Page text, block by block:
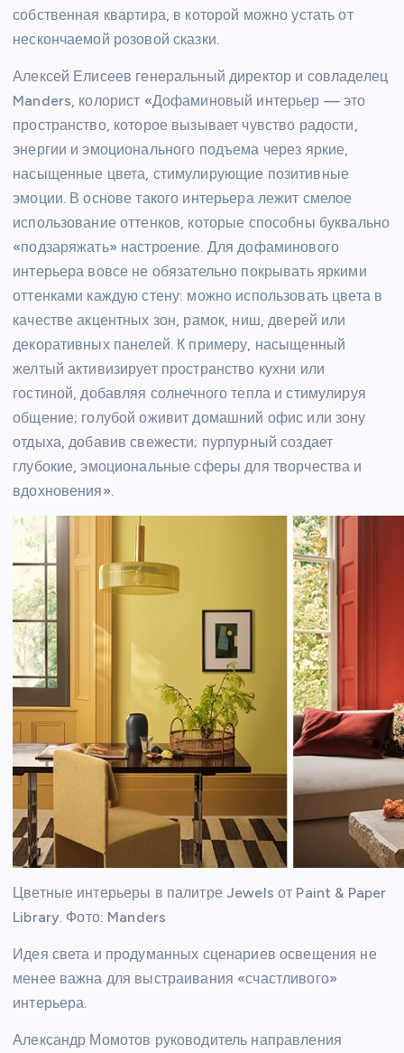
собственная квартира, в которой можно устать от
нескончаемой розовой сказки.
Алексей Елисеев генеральный директор и совладелец
Manders, колорист «Дофаминовый интерьер — это
пространство, которое вызывает чувство радости,
энергии и эмоционального подъема через яркие,
насыщенные цвета, стимулирующие позитивные
эмоции. В основе такого интерьера лежит смелое
использование оттенков, которые способны буквально
«подзаряжать» настроение. Для дофаминового
интерьера вовсе не обязательно покрывать яркими
оттенками каждую стену: можно использовать цвета в
качестве акцентных зон, рамок, ниш, дверей или
декоративных панелей. К примеру, насыщенный
желтый активизирует пространство кухни или
гостиной, добавляя солнечного тепла и стимулируя
общение; голубой оживит домашний офис или зону
отдыха, добавив свежести; пурпурный создает
глубокие, эмоциональные сферы для творчества и
вдохновения».
Цветные интерьеры в палитре Jewels от Paint & Paper
Library. Фото: Manders
Идея света и продуманных сценариев освещения не
менее важна для выстраивания «счастливого»
интерьера.
Александр Момотов руководитель направления